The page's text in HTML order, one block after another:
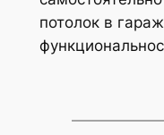
потолок в